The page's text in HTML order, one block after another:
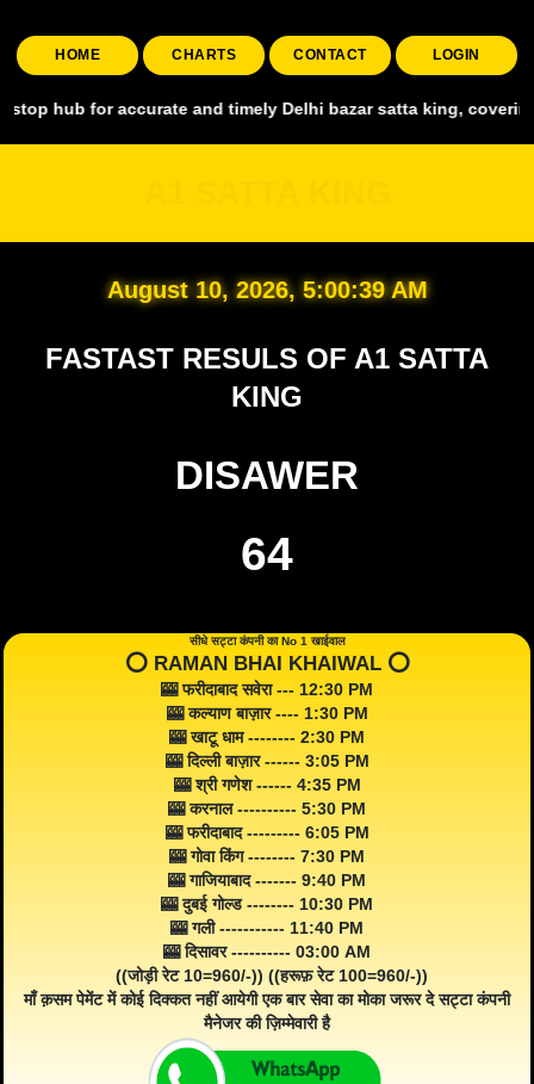
HOME CHARTS CONTACT LOGIN
accurate and timely Delhi bazar satta king, covering all
August 10, 2026, 5:00:40 AM
FASTAST RESULS OF A1 SATTA
KING
DISAWER
64
सीधे सट्टा कंपनी का No 1 खाईवाल
⭕️ RAMAN BHAI KHAIWAL ⭕️
🎰 फरीदाबाद सवेरा --- 12:30 PM
🎰 कल्याण बाज़ार ---- 1:30 PM
🎰 खाटू धाम -------- 2:30 PM
🎰 दिल्ली बाज़ार ------ 3:05 PM
🎰 श्री गणेश ------ 4:35 PM
🎰 करनाल ---------- 5:30 PM
🎰 फरीदाबाद --------- 6:05 PM
🎰 गोवा किंग -------- 7:30 PM
🎰 गाजियाबाद ------- 9:40 PM
🎰 दुबई गोल्ड -------- 10:30 PM
🎰 गली ----------- 11:40 PM
🎰 दिसावर ---------- 03:00 AM
((जोड़ी रेट 10=960/-)) ((हरूफ़ रेट 100=960/-))
माँ क़सम पेमेंट में कोई दिक्कत नहीं आयेगी एक बार सेवा का मोका जरूर दे सट्टा कंपनी
मैनेजर की ज़िम्मेवारी है